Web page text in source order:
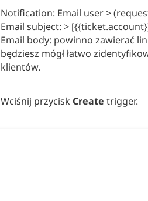
Notification: Email user >
Email subject: >
Email body: powinno zawierać
będziesz mógł łatwo
klientów.
Wciśnij przycisk Create trigger.